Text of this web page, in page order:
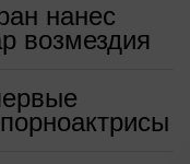
нанес
возмездия